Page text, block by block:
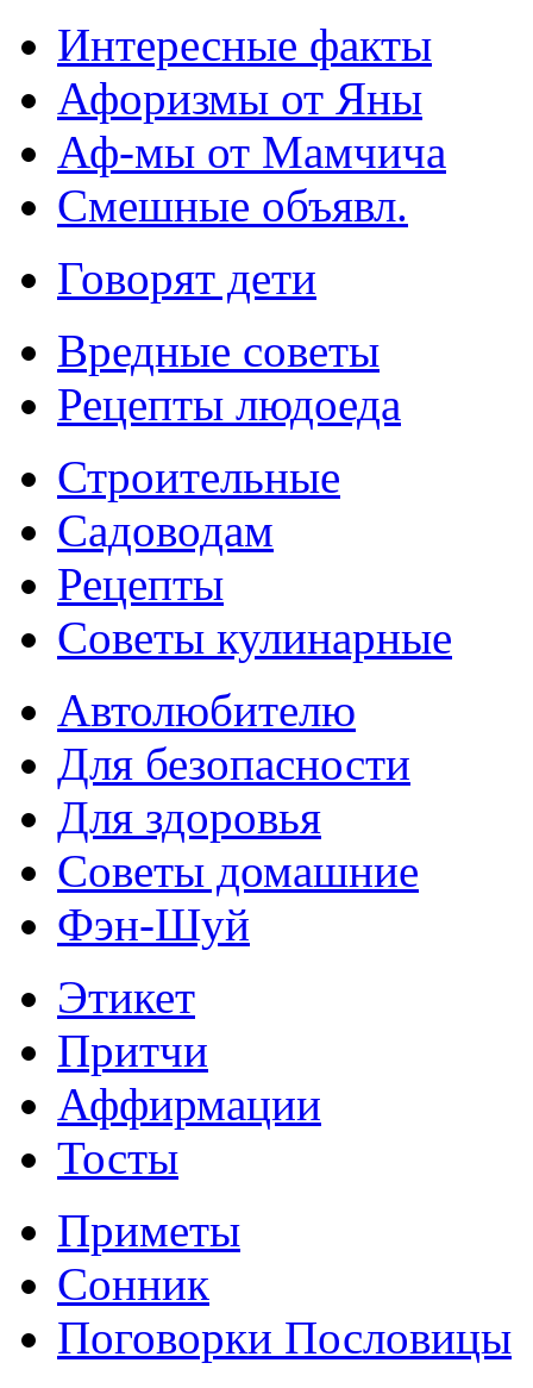
Интересные факты
Афоризмы от Яны
Аф-мы от Мамчича
Смешные объявл.
Говорят дети
Вредные советы
Рецепты людоеда
Строительные
Садоводам
Рецепты
Советы кулинарные
Автолюбителю
Для безопасности
Для здоровья
Советы домашние
Фэн-Шуй
Этикет
Притчи
Аффирмации
Тосты
Приметы
Сонник
Поговорки Пословицы